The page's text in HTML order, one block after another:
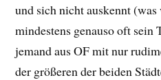
und sich nicht auskennt
mindestens genauso oft sein
jemand aus OF mit nur
der größeren der beiden